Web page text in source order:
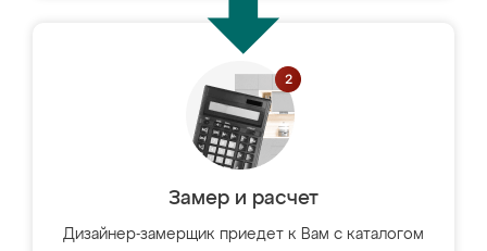
Замер и расчет
Дизайнер-замерщик приедет к Вам с каталогом